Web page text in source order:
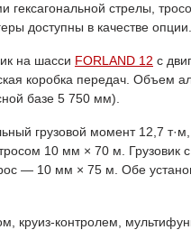
стрелы,
доступны в качестве опции.
на шасси FORLAND 12 с
коробка передач. Объем
базе 5 750 мм).
грузовой момент 12,7
10 мм × 70 м.
— 10 мм × 75 м. Обе
круиз-контролем,